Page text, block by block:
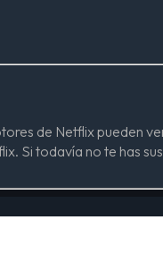
de Netflix pueden
Si todavía no te has